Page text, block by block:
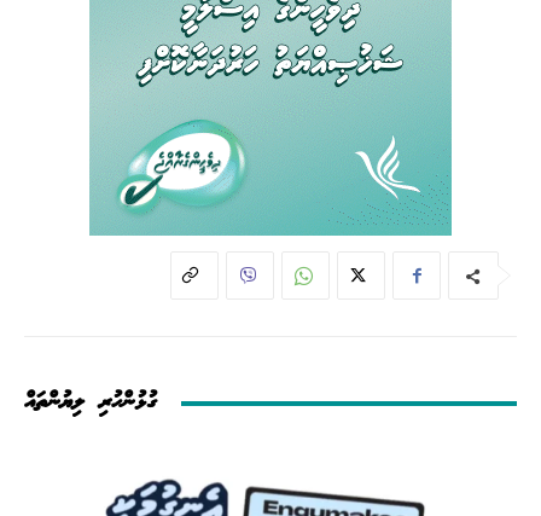
ގުޅުންހުރި ލިޔުންތައް